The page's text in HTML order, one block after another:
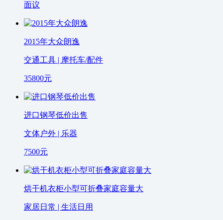
面议
2015年大众朗逸
交通工具 | 摩托车/配件
35800元
进口钢琴低价出售
文体户外 | 乐器
7500元
烘干机衣柜小型可折叠家庭容量大
家居日常 | 生活日用